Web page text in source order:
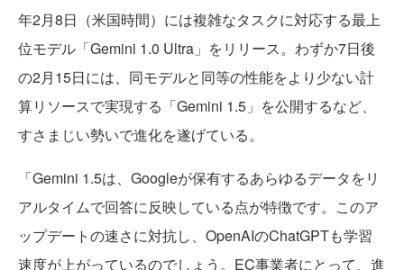
年2月8日（米国時間）には複雑なタスクに対応する最上
位モデル「Gemini 1.0 Ultra」をリリース。わずか7日後
の2月15日には、同モデルと同等の性能をより少ない計
算リソースで実現する「Gemini 1.5」を公開するなど、
すさまじい勢いで進化を遂げている。
「Gemini 1.5は、Googleが保有するあらゆるデータをリ
アルタイムで回答に反映している点が特徴です。このア
ップデートの速さに対抗し、OpenAIのChatGPTも学習
速度が上がっているのでしょう。EC事業者にとって、進